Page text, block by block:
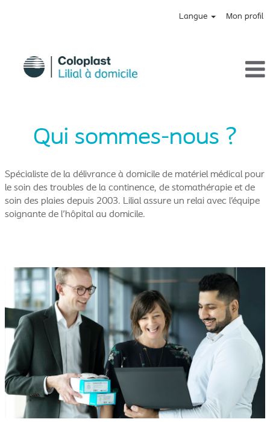
Langue Mon profil
Qui sommes-nous ?
Spécialiste de la délivrance à domicile de matériel médical pour
le soin des troubles de la continence, de stomathérapie et de
soin des plaies depuis 2003. Lilial assure un relai avec l’équipe
soignante de l'hôpital au domicile.